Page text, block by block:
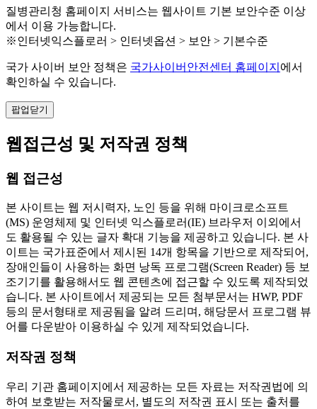
질병관리청 홈페이지 서비스는 웹사이트 기본 보안수준 이상
에서 이용 가능합니다.
※인터넷익스플로러 > 인터넷옵션 > 보안 > 기본수준
국가 사이버 보안 정책은 국가사이버안전센터 홈페이지 에서
확인하실 수 있습니다.
팝업닫기
웹접근성 및 저작권 정책
웹 접근성
본 사이트는 웹 저시력자, 노인 등을 위해 마이크로소프트
(MS) 운영체제 및 인터넷 익스플로러(IE) 브라우저 이외에서
도 활용될 수 있는 글자 확대 기능을 제공하고 있습니다. 본 사
이트는 국가표준에서 제시된 14개 항목을 기반으로 제작되어,
장애인들이 사용하는 화면 낭독 프로그램(Screen Reader) 등 보
조기기를 활용해서도 웹 콘텐츠에 접근할 수 있도록 제작되었
습니다. 본 사이트에서 제공되는 모든 첨부문서는 HWP, PDF
등의 문서형태로 제공됨을 알려 드리며, 해당문서 프로그램 뷰
어를 다운받아 이용하실 수 있게 제작되었습니다.
저작권 정책
우리 기관 홈페이지에서 제공하는 모든 자료는 저작권법에 의
하여 보호받는 저작물로서, 별도의 저작권 표시 또는 출처를